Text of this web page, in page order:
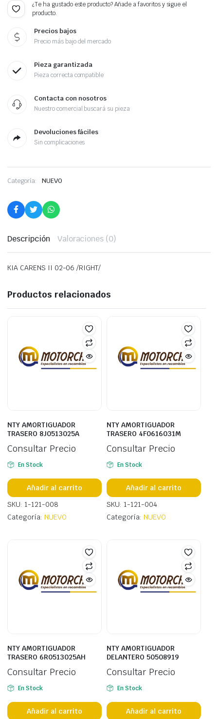
¿Te ha gustado este producto? Añade a favoritos y sigue el
producto.
Precios bajos
Precio más bajo del mercado
Pieza garantizada
Pieza correcta compatible
Contacta con nosotros
Nuestro comercial buscará su pieza
Devoluciones fáciles
Sin complicaciones
Categoría: NUEVO
Descripción Valoraciones (0)
KIA CARENS II 02-06 /RIGHT/
Productos relacionados
NTY AMORTIGUADOR
TRASERO 8J0513025A
Consultar Precio
En Stock
Añadir al carrito
SKU: 1-121-008
Categoría: NUEVO
NTY AMORTIGUADOR
TRASERO 4F0616031M
Consultar Precio
En Stock
Añadir al carrito
SKU: 1-121-004
Categoría: NUEVO
NTY AMORTIGUADOR
TRASERO 6R0513025AH
Consultar Precio
En Stock
Añadir al carrito
NTY AMORTIGUADOR
DELANTERO 50508919
Consultar Precio
En Stock
Añadir al carrito